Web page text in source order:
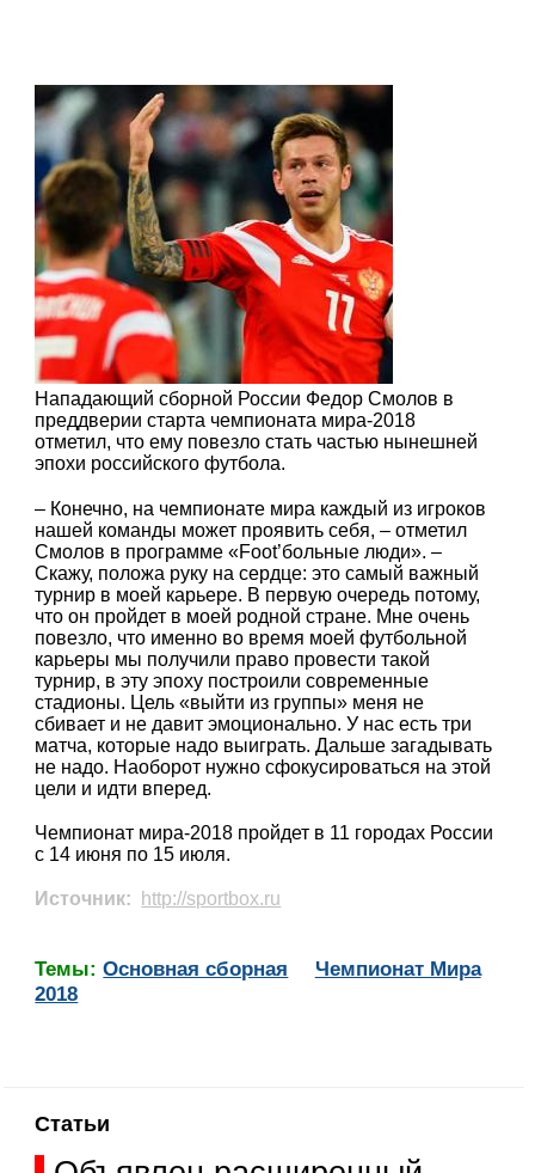
Нападающий сборной России Федор Смолов в
преддверии старта чемпионата мира-2018
отметил, что ему повезло стать частью нынешней
эпохи российского футбола.
– Конечно, на чемпионате мира каждый из игроков
нашей команды может проявить себя, – отметил
Смолов в программе «Foot’больные люди». –
Скажу, положа руку на сердце: это самый важный
турнир в моей карьере. В первую очередь потому,
что он пройдет в моей родной стране. Мне очень
повезло, что именно во время моей футбольной
карьеры мы получили право провести такой
турнир, в эту эпоху построили современные
стадионы. Цель «выйти из группы» меня не
сбивает и не давит эмоционально. У нас есть три
матча, которые надо выиграть. Дальше загадывать
не надо. Наоборот нужно сфокусироваться на этой
цели и идти вперед.
Чемпионат мира-2018 пройдет в 11 городах России
с 14 июня по 15 июля.
Источник: http://sportbox.ru
Темы:Основная сборная
Чемпионат Мира
2018
Статьи